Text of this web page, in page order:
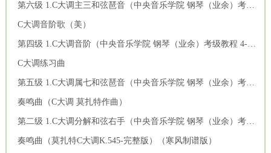
第六级 1.C大调主三和弦琶音（中央音乐学院 钢琴（业余）考级教程 4-6级）
C大调音阶歌（美）
第四级 1.C大调音阶（中央音乐学院 钢琴（业余）考级教程 4-6级）
C大调练习曲
第五级 1.C大调属七和弦琶音（中央音乐学院 钢琴（业余）考级教程 4-6级）
奏鸣曲（C大调 莫扎特作曲）
第二级 1.C大调分解和弦右手（中央音乐学院 钢琴（业余）考级教程 1-3级）
奏鸣曲（莫扎特C大调K.545-完整版）（寒风制谱版）